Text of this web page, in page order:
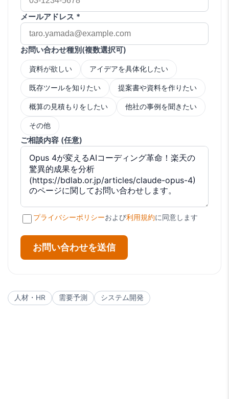
メールアドレス *
お問い合わせ種別(複数選択可)
資料が欲しい アイデアを具体化したい
既存ツールを知りたい 提案書や資料を作りたい
概算の見積もりをしたい 他社の事例を聞きたい
その他
ご相談内容 (任意)
プライバシーポリシーおよび利用規約に同意します
お問い合わせを送信
人材・HR 需要予測 システム開発